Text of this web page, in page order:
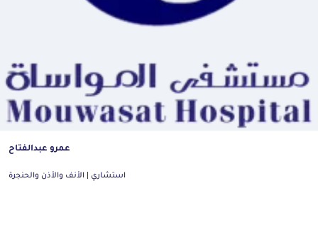
عمرو عبدالفتاح
استشاري | الأنف والأذن والحنجرة